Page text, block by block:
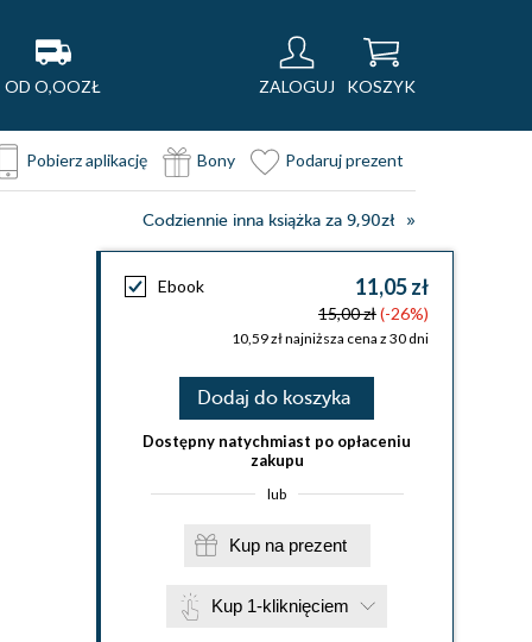
OD O,OOZŁ ZALOGUJ KOSZYK
Pobierz aplikację Bony Podaruj prezent
Codziennie inna książka za 9,90zł
Ebook 11,05 zł
15,00 zł(-26%)
10,59 zł najniższa cena z 30 dni
Dodaj do koszyka
Dostępny natychmiast po opłaceniu
zakupu
lub
Kup na prezent
Kup 1-kliknięciem